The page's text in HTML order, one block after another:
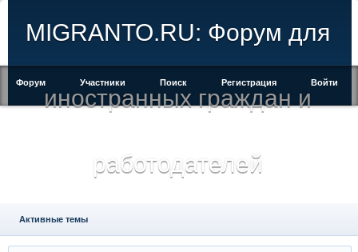
MIGRANTO.RU: Форум для
иностранных граждан и
работодателей
Форум Участники Поиск Регистрация Войти
Активные темы